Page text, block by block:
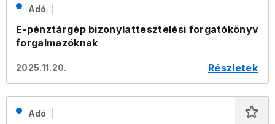
Adó
E-pénztárgép bizonylattesztelési forgatókönyv
forgalmazóknak
2025.11.20. Részletek
Adó